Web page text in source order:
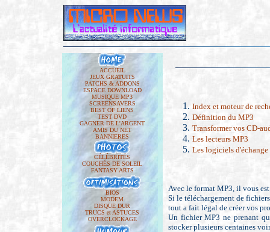
ACCUEIL
JEUX GRATUITS
PATCHS & ADDONS
ESPACE DOWNLOAD
MUSIQUE MP3
SCREENSAVERS
BEST OF LIENS
TEST DVD
GAGNER DE L'ARGENT
AMIS DU NET
BANNIERES
CÉLÉBRITÉS
COUCHÉS DE SOLEIL
FANTASY ARTS
BIOS
MODEM
DISQUE DUR
TRUCS et ASTUCES
OVERCLOCKAGE
Index et moteur de
Définition du MP3
Transformer vos CD-
Les lecteurs MP3
Les logiciels d'échange
Avec le format MP3, il vous
Si le téléchargement de
tout a fait légal de créer vos
Un fichier MP3 ne prenant
stocker plusieurs centaines